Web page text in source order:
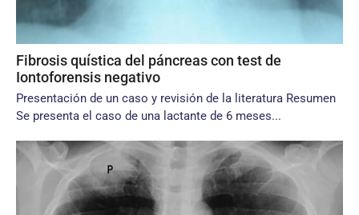
Fibrosis quística del páncreas con test de
Iontoforensis negativo
Presentación de un caso y revisión de la literatura Resumen
Se presenta el caso de una lactante de 6 meses...